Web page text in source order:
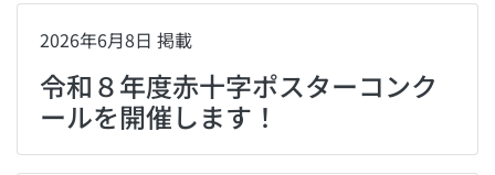
2026年6月8日 掲載
令和８年度赤十字ポスターコンク
ールを開催します！